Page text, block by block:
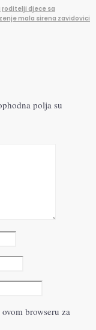
roditelji djece sa
mala sirena zavidovici
polja su
browseru za